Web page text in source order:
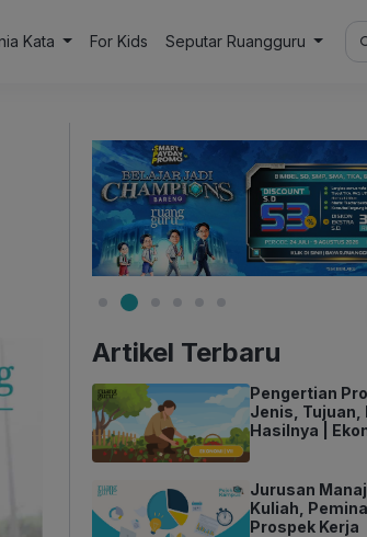
Kata For Kids Seputar Ruangguru
for:
Artikel Terbaru
Pengertian
Jenis, Tujuan,
Hasilnya |
Jurusan
Kuliah,
Prospek Kerja